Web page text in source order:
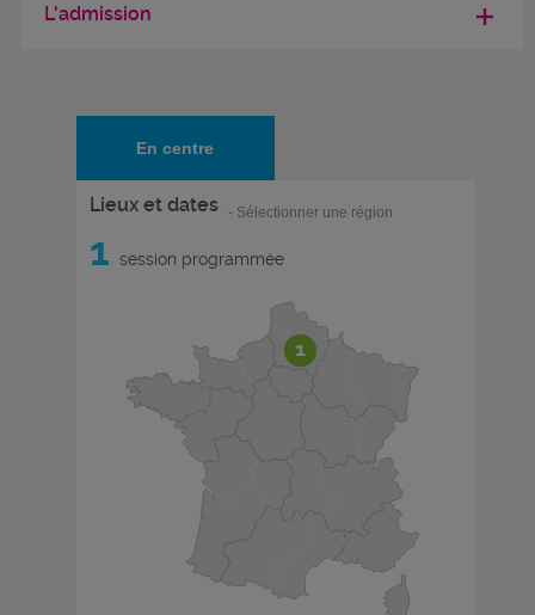
L'admission
En centre
Lieux et dates - Sélectionner une région
1 session programmée
1